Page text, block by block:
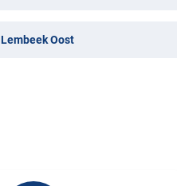
Lembeek Oost